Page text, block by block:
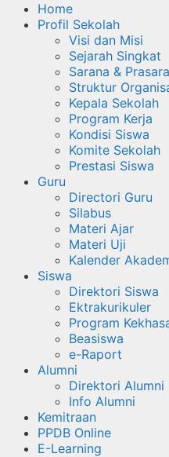
Home
Profil Sekolah
Visi dan Misi
Sejarah Singkat
Sarana &
Struktur
Kepala Sekolah
Program Kerja
Kondisi Siswa
Komite Sekolah
Prestasi Siswa
Guru
Directori Guru
Silabus
Materi Ajar
Materi Uji
Kalender
Siswa
Direktori Siswa
Ektrakurikuler
Program
Beasiswa
e-Raport
Alumni
Direktori Alumni
Info Alumni
Kemitraan
PPDB Online
E-Learning